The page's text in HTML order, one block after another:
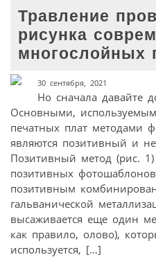
Травление
рисунка
многослойных
30 сентября, 2021
Но сначала давайте
Основными,
печатных плат методами
являются позитивный и
Позитивный метод (рис.
позитивных
позитивным
гальванической
высаживается еще один
как правило, олово),
используется, […]